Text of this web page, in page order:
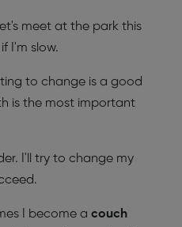
meet at the park this
I'm slow.
to change is a good
is the most important
I'll try to change my
I become a couch